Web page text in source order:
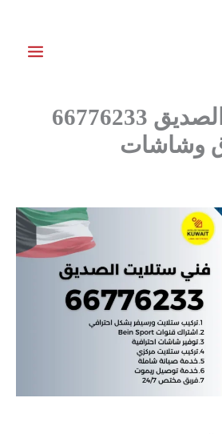
فني ستلايت الصديق 66776233
وشاشات